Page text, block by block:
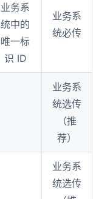
业务系
统中的
唯一标
识 ID
业务系
统必传
业务系
统选传
（推
荐）
业务系
统选传